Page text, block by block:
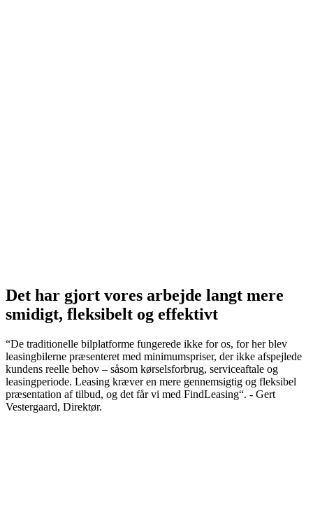
Det har gjort vores arbejde langt mere
smidigt, fleksibelt og effektivt
“De traditionelle bilplatforme fungerede ikke for os, for her blev
leasingbilerne præsenteret med minimumspriser, der ikke afspejlede
kundens reelle behov – såsom kørselsforbrug, serviceaftale og
leasingperiode. Leasing kræver en mere gennemsigtig og fleksibel
præsentation af tilbud, og det får vi med FindLeasing“. - Gert
Vestergaard, Direktør.